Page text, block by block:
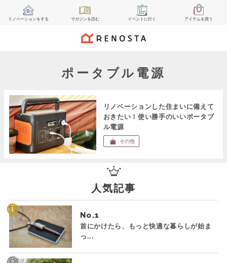
リノベーションをする マガジンを読む イベント に行く アイテムを買う
ポータブル電源
リノベーションした住まいに備えて
おきたい！使い勝手のいいポータブ
ル電源
その他
人気記事
No.
首にかけたら、もっと快適な暮らしが始ま
っ...